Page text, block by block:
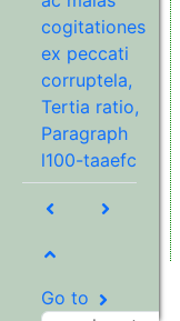
cogitationes
ex peccati
corruptela,
Tertia ratio,
Paragraph
l100-taaefc
Go to